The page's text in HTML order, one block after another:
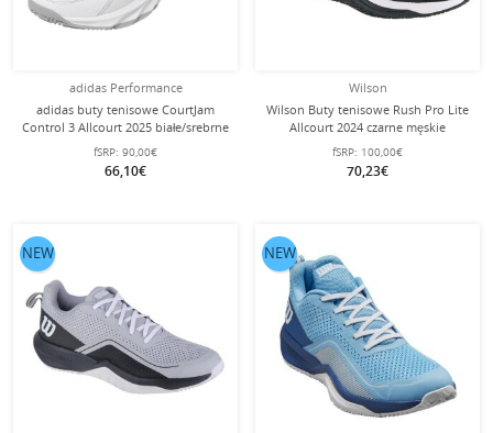
adidas Performance
adidas buty tenisowe CourtJam
Control 3 Allcourt 2025 białe/srebrne
damskie
fSRP: 90,00€
66,10€
Wilson
Wilson Buty tenisowe Rush Pro Lite
Allcourt 2024 czarne męskie
fSRP: 100,00€
70,23€
NEW NEW